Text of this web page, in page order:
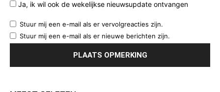
Ja, ik wil ook de wekelijkse nieuwsupdate ontvangen
Stuur mij een e-mail als er vervolgreacties zijn.
Stuur mij een e-mail als er nieuwe berichten zijn.